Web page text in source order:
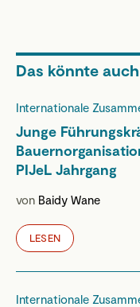
Das könnte
Internationale
Junge
PIJeL Jahrgang
von Baidy Wane
LESEN
Internationale